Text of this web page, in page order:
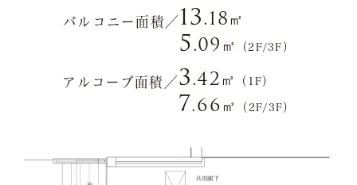
バルコニー面積／ 13.18㎡
5.09 ㎡ （2F/3F）
アルコーブ面積／ 3.42㎡ （1F）
7.66㎡ （2F/3F）